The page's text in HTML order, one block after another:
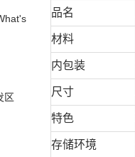
品名
材料
内包装
尺寸
特色
存储环境
区